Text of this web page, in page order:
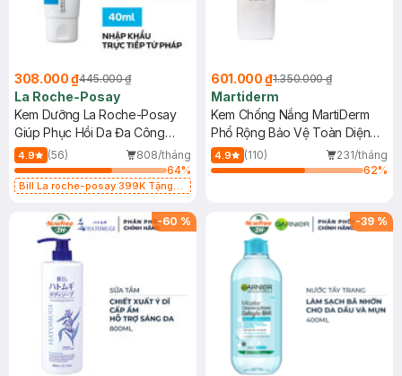
308.000 ₫445.000 ₫
La Roche-Posay
Kem Dưỡng La Roche-Posay
Giúp Phục Hồi Da Đa Công
Dụng 40ml
4.9 (56)
808/tháng
64%
Bill La roche-posay 399K Tặng
(SL có hạn)
601.000 ₫1.350.000 ₫
Martiderm
Kem Chống Nắng MartiDerm
Phổ Rộng Bảo Vệ Toàn Diện
40ml
4.9 (110)
231/tháng
62%
-60 % -39 %